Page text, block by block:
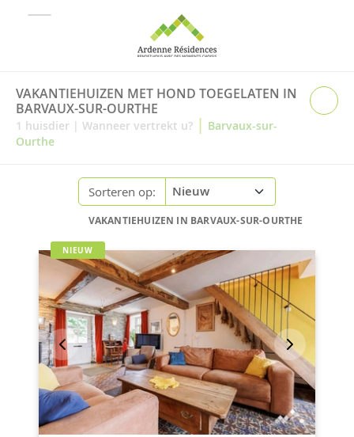
VAKANTIEHUIZEN MET HOND TOEGELATEN IN
BARVAUX-SUR-OURTHE
1 huisdier | Wanneer vertrekt u? | Barvaux-sur-
Ourthe
Sorteren op:
VAKANTIEHUIZEN IN BARVAUX-SUR-OURTHE